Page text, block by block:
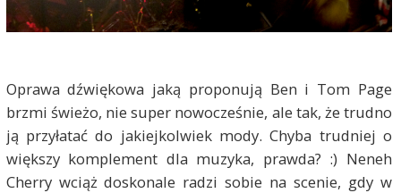
Oprawa dźwiękowa jaką proponują Ben i Tom Page
brzmi świeżo, nie super nowocześnie, ale tak, że trudno
ją przyłatać do jakiejkolwiek mody. Chyba trudniej o
większy komplement dla muzyka, prawda? :) Neneh
Cherry wciąż doskonale radzi sobie na scenie, gdy w